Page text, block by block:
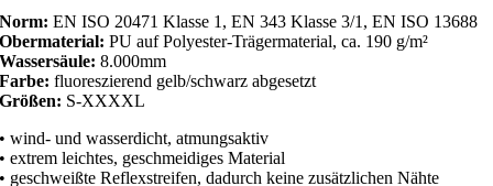
Norm: EN ISO 20471 Klasse 1, EN 343 Klasse 3/1, EN ISO 13688
Obermaterial: PU auf Polyester-Trägermaterial, ca. 190 g/m²
Wassersäule: 8.000mm
Farbe: fluoreszierend gelb/schwarz abgesetzt
Größen: S-XXXXL
• wind- und wasserdicht, atmungsaktiv
• extrem leichtes, geschmeidiges Material
• geschweißte Reflexstreifen, dadurch keine zusätzlichen Nähte